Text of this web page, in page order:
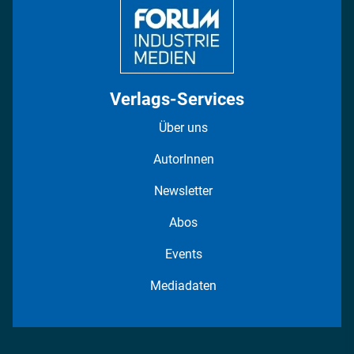
Verlags-Services
Über uns
AutorInnen
Newsletter
Abos
Events
Mediadaten